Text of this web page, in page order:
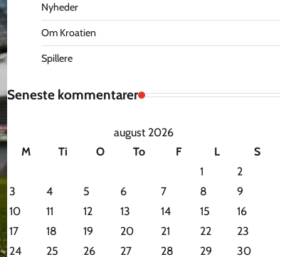
Nyheder
Om Kroatien
Spillere
Seneste kommentarer
august 2026
M
Ti O To F L
S
1
2
3
4 5 6 7 8
9
10
11 12 13 14 15
16
17
18 19 20 21 22
23
24
25 26 27 28 29
30